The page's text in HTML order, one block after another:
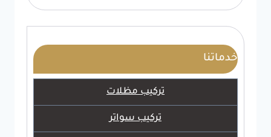
خدماتنا
تركيب مظلات
تركيب سواتر